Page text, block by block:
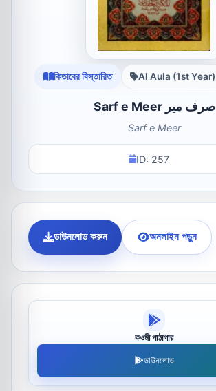
কিতাবের বিস্তারিত
Sarf e Meer صرف میر
Sarf e Meer
ID: 257
ডাউনলোড করুন অনলাইন পড়ুন
কওমী পাঠাগার
ডাউনলোড